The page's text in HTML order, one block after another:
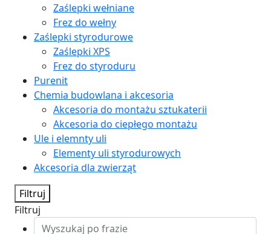
Zaślepki wełniane
Frez do wełny
Zaślepki styrodurowe
Zaślepki XPS
Frez do styroduru
Purenit
Chemia budowlana i akcesoria
Akcesoria do montażu sztukaterii
Akcesoria do ciepłego montażu
Ule i elemnty uli
Elementy uli styrodurowych
Akcesoria dla zwierząt
Filtruj
Filtruj